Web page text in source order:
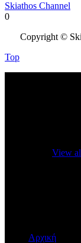
Skiathos Channel
0
Copyright ©
Top
View
Αρχική